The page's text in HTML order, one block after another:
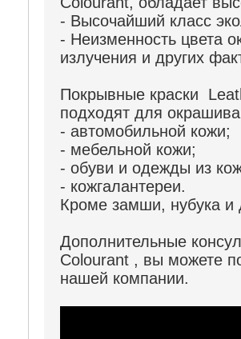
- Высочайший класс
- Неизменность цвета
излучения и других
Покрывные краски
подходят для
- автомобильной кожи;
- мебельной кожи;
- обуви и одежды из
- кожгалантереи.
Кроме замши, нубука и
Дополнительные
Colourant , вы можете
нашей компании.